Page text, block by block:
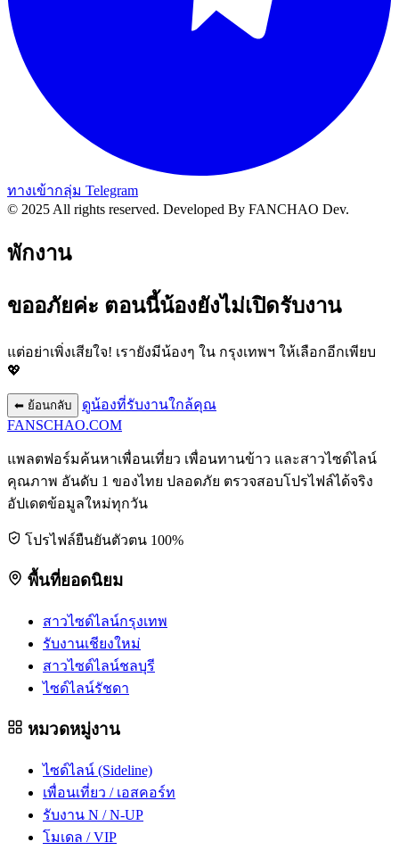
ทางเข้ากลุ่ม Telegram
© 2025 All rights reserved. Developed By FANCHAO Dev.
พักงาน
ขออภัยค่ะ ตอนนี้น้องยังไม่เปิดรับงาน
แต่อย่าเพิ่งเสียใจ! เรายังมีน้องๆ ใน กรุงเทพฯ ให้เลือกอีกเพียบ
💖
⬅ ย้อนกลับ
ดูน้องที่รับงานใกล้คุณ
FANSCHAO.COM
แพลตฟอร์มค้นหาเพื่อนเที่ยว เพื่อนทานข้าว และสาวไซด์ไลน์
คุณภาพ อันดับ 1 ของไทย ปลอดภัย ตรวจสอบโปรไฟล์ได้จริง
อัปเดตข้อมูลใหม่ทุกวัน
โปรไฟล์ยืนยันตัวตน 100%
พื้นที่ยอดนิยม
สาวไซด์ไลน์กรุงเทพ
รับงานเชียงใหม่
สาวไซด์ไลน์ชลบุรี
ไซด์ไลน์รัชดา
หมวดหมู่งาน
ไซด์ไลน์ (Sideline)
เพื่อนเที่ยว / เอสคอร์ท
รับงาน N / N-UP
โมเดล / VIP